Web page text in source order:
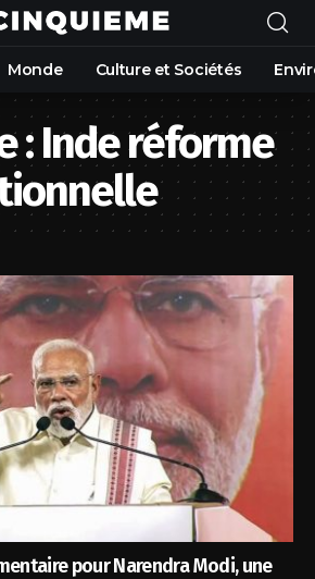
Monde Culture et Sociétés
:Inde réforme
pour Narendra Modi, une